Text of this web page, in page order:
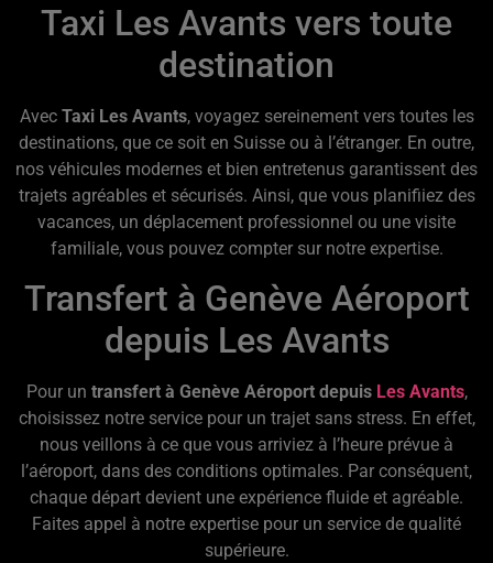
Taxi Les Avants vers toute
destination
Avec Taxi Les Avants, voyagez sereinement vers toutes les
destinations, que ce soit en Suisse ou à l’étranger. En outre,
nos véhicules modernes et bien entretenus garantissent des
trajets agréables et sécurisés. Ainsi, que vous planifiiez des
vacances, un déplacement professionnel ou une visite
familiale, vous pouvez compter sur notre expertise.
Transfert à Genève Aéroport
depuis Les Avants
Pour un transfert à Genève Aéroport depuis Les Avants,
choisissez notre service pour un trajet sans stress. En effet,
nous veillons à ce que vous arriviez à l’heure prévue à
l’aéroport, dans des conditions optimales. Par conséquent,
chaque départ devient une expérience fluide et agréable.
Faites appel à notre expertise pour un service de qualité
supérieure.